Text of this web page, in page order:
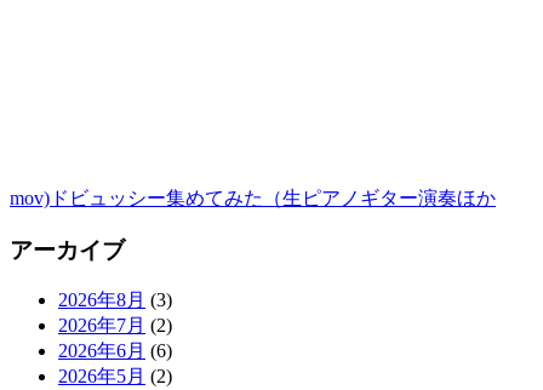
mov)ドビュッシー集めてみた（生ピアノギター演奏ほか
アーカイブ
2026年8月 (3)
2026年7月 (2)
2026年6月 (6)
2026年5月 (2)